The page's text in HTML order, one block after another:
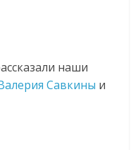
наши
Савкины и